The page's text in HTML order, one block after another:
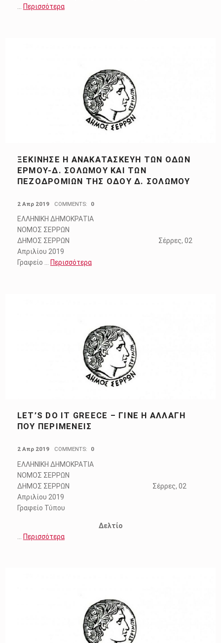
Περισσότερα
ΞΕΚΙΝΗΣΕ Η ΑΝΑΚΑΤΑΣΚΕΥΗ ΤΩΝ ΟΔΩΝ
ΕΡΜΟΥ-Δ. ΣΟΛΩΜΟΥ ΚΑΙ ΤΩΝ
ΠΕΖΟΔΡΟΜΙΩΝ ΤΗΣ ΟΔΟΥ Δ. ΣΟΛΩΜΟΥ
2 Απρ 2019 COMMENTS: 0
ΕΛΛΗΝΙΚΗ ΔΗΜΟΚΡΑΤΙΑ
ΝΟΜΟΣ ΣΕΡΡΩΝ
ΔΗΜΟΣ ΣΕΡΡΩΝ Σέρρες, 02
Απριλίου 2019
Γραφείο … Περισσότερα
LET’S DO IT GREECE – ΓΊΝΕ Η ΑΛΛΑΓΉ
ΠΟΥ ΠΕΡΙΜΈΝΕΙΣ
2 Απρ 2019 COMMENTS: 0
ΕΛΛΗΝΙΚΗ ΔΗΜΟΚΡΑΤΙΑ
ΝΟΜΟΣ ΣΕΡΡΩΝ
ΔΗΜΟΣ ΣΕΡΡΩΝ Σέρρες, 02
Απριλίου 2019
Γραφείο Τύπου
Δελτίο
Περισσότερα